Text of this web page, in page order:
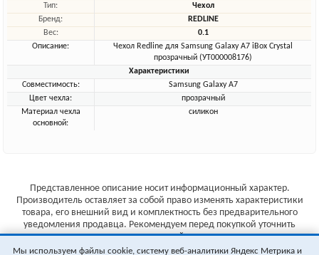
Тип:
Чехол
Бренд:
REDLINE
Вес:
0.1
Описание:
Чехол Redline для Samsung Galaxy A7 iBox Crystal
прозрачный (УТ000008176)
Характеристики
Совместимость:
Samsung Galaxy A7
Цвет чехла:
прозрачный
Материал чехла
основной:
силикон
Представленное описание носит информационный характер.
Производитель оставляет за собой право изменять характеристики
товара, его внешний вид и комплектность без предварительного
уведомления продавца. Рекомендуем перед покупкой уточнить
характеристики товара на сайте производителя.
Мы используем файлы cookie, систему веб-аналитики Яндекс Метрика и